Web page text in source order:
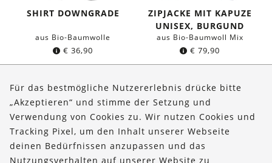
SHIRT DOWNGRADE
aus Bio-Baumwolle
€ 36,90
ZIPJACKE MIT KAPUZE
UNISEX, BURGUND
aus Bio-Baumwoll Mix
€ 79,90
Über uns
Bestellungen
Für das bestmögliche Nutzererlebnis drücke bitte
„Akzeptieren“ und stimme der Setzung und
Verwendung von Cookies zu. Wir nutzen Cookies und
Tracking Pixel, um den Inhalt unserer Webseite
deinen Bedürfnissen anzupassen und das
Nutzungsverhalten auf unserer Website zu